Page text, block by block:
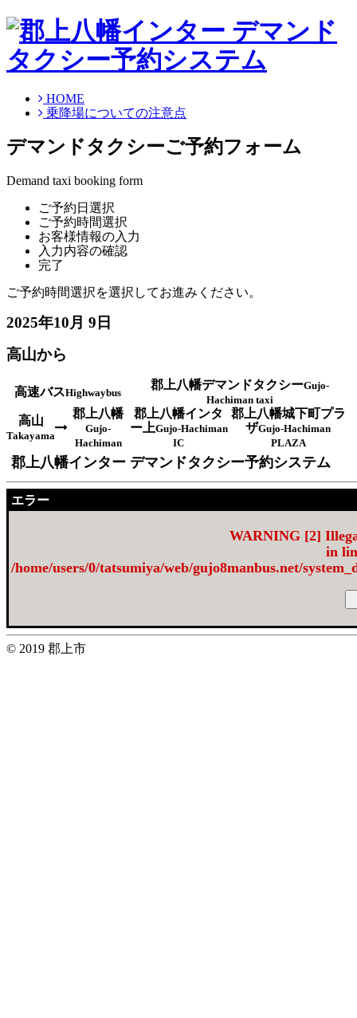
HOME
乗降場についての注意点
デマンドタクシーご予約フォーム
Demand taxi booking form
ご予約日選択
ご予約時間選択
お客様情報の入力
入力内容の確認
完了
ご予約時間選択を選択してお進みください。
2025年10月 9日
高山から
高速バスHighwaybus
郡上八幡デマンドタクシーGujo-
Hachiman taxi
高山
Takayama
郡上八幡
Gujo-
Hachiman
郡上八幡インタ
ー上Gujo-Hachiman
IC
郡上八幡城下町プラ
ザGujo-Hachiman
PLAZA
郡上八幡インター デマンドタクシー予約システム
エラー
WARNING[2]
in
/home/users/0/tatsumiya/web/gujo8manbus.net/
© 2019 郡上市